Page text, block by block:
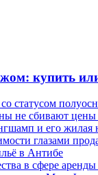
купить
статусом
не сбивают цены
и его жилая
глазами
в Антибе
в сфере